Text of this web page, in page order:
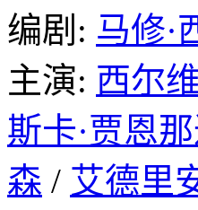
编剧: 马修·
主演: 西尔
斯卡·贾恩
森 / 艾德里